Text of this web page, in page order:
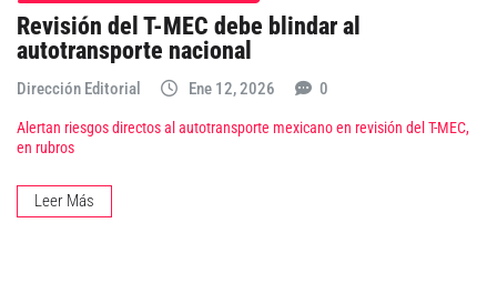
Revisión del T-MEC debe blindar al
autotransporte nacional
Dirección Editorial Ene 12, 2026 0
Alertan riesgos directos al autotransporte mexicano en revisión del T-MEC,
en rubros
Leer Más